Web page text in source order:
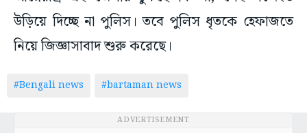
উড়িয়ে দিচ্ছে না পুলিস। তবে পুলিস ধৃতকে হেফাজতে
নিয়ে জিজ্ঞাসাবাদ শুরু করেছে।
#Bengali news #bartaman news
ADVERTISEMENT